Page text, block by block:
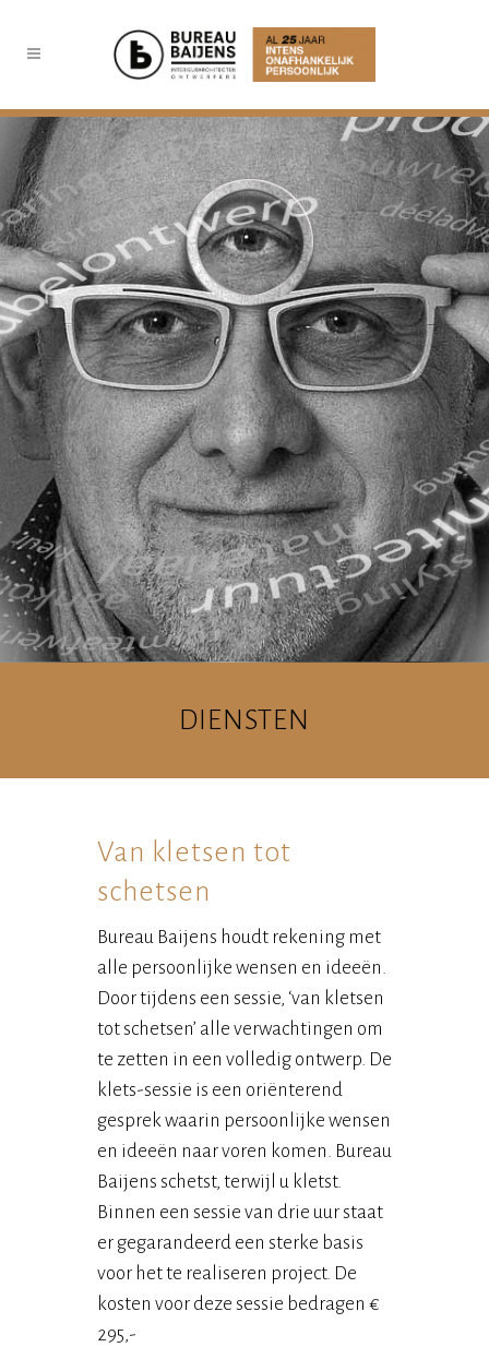
DIENSTEN
Van kletsen tot
schetsen
Bureau Baijens houdt rekening met
alle persoonlijke wensen en ideeën.
Door tijdens een sessie, ‘van kletsen
tot schetsen’ alle verwachtingen om
te zetten in een volledig ontwerp. De
klets-sessie is een oriënterend
gesprek waarin persoonlijke wensen
en ideeën naar voren komen. Bureau
Baijens schetst, terwijl u kletst.
Binnen een sessie van drie uur staat
er gegarandeerd een sterke basis
voor het te realiseren project. De
kosten voor deze sessie bedragen €
295,-